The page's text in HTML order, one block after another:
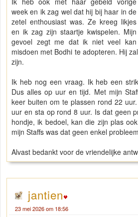
week en ik zag wel dat hij bij haar in de
zetel enthousiast was. Ze kreeg likjes
en ik zag zijn staartje kwispelen. Mijn
gevoel zegt me dat ik niet veel kan
misdoen met Bodhi te adopteren. Hij
zijn.
Ik heb nog een vraag. Ik heb een
Dus alles op uur en tijd. Met mijn
keer buiten om te plassen rond 22
uur en sta op rond 8 uur. Is dat geen
hondje, ik bedoel, kan die zijn plas
mijn Staffs was dat geen enkel
Alvast bedankt voor de vriendelijke
jantien
23 mei 2026 om 18:56